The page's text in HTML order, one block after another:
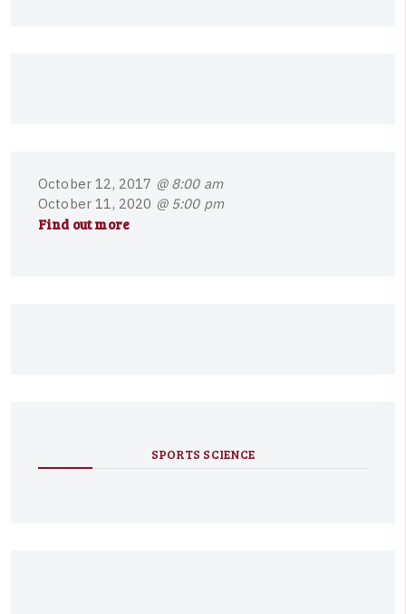
October 12, 2017 @ 8:00 am
October 11, 2020 @ 5:00 pm
Find out more
SPORTS SCIENCE